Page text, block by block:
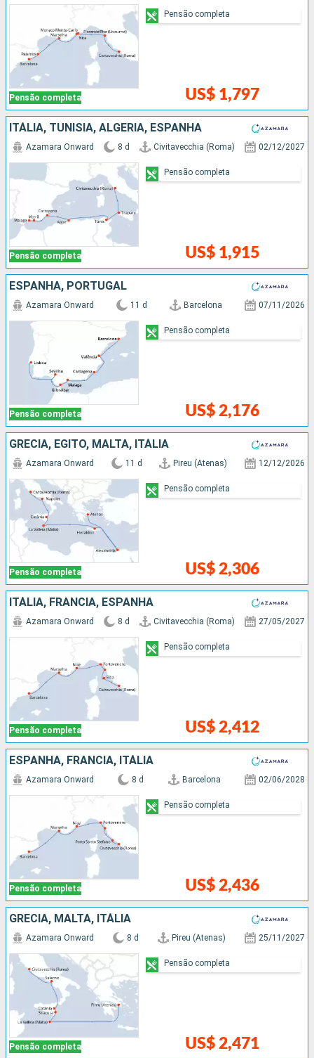
Pensão completa US$ 1,797
Pensão completa
ITÁLIA, TUNÍSIA, ALGÉRIA, ESPANHA
Pensão completa
Azamara Onward 8 d Civitavecchia (Roma) 02/12/2027
US$ 1,915
Pensão completa
ESPANHA, PORTUGAL
Pensão completa
Azamara Onward 11 d Barcelona 07/11/2026
US$ 2,176
Pensão completa
GRÉCIA, EGITO, MALTA, ITÁLIA
Pensão completa
Azamara Onward 11 d Pireu (Atenas) 12/12/2026
US$ 2,306
Pensão completa
ITÁLIA, FRANCIA, ESPANHA
Pensão completa
Azamara Onward 8 d Civitavecchia (Roma) 27/05/2027
US$ 2,412
Pensão completa
ESPANHA, FRANCIA, ITÁLIA
Pensão completa
Azamara Onward 8 d Barcelona 02/06/2028
US$ 2,436
Pensão completa
GRÉCIA, MALTA, ITÁLIA
Pensão completa
Azamara Onward 8 d Pireu (Atenas) 25/11/2027
US$ 2,471
Pensão completa